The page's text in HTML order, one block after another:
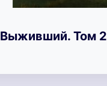
Выживший. Том 2